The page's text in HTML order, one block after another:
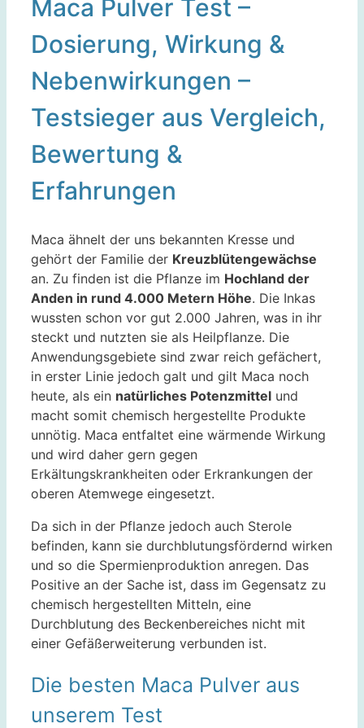
Maca Pulver Test –
Dosierung, Wirkung &
Nebenwirkungen –
Testsieger aus Vergleich,
Bewertung &
Erfahrungen
Maca ähnelt der uns bekannten Kresse und
gehört der Familie der Kreuzblütengewächse
an. Zu finden ist die Pflanze im Hochland der
Anden in rund 4.000 Metern Höhe. Die Inkas
wussten schon vor gut 2.000 Jahren, was in ihr
steckt und nutzten sie als Heilpflanze. Die
Anwendungsgebiete sind zwar reich gefächert,
in erster Linie jedoch galt und gilt Maca noch
heute, als ein natürliches Potenzmittel und
macht somit chemisch hergestellte Produkte
unnötig. Maca entfaltet eine wärmende Wirkung
und wird daher gern gegen
Erkältungskrankheiten oder Erkrankungen der
oberen Atemwege eingesetzt.
Da sich in der Pflanze jedoch auch Sterole
befinden, kann sie durchblutungsfördernd wirken
und so die Spermienproduktion anregen. Das
Positive an der Sache ist, dass im Gegensatz zu
chemisch hergestellten Mitteln, eine
Durchblutung des Beckenbereiches nicht mit
einer Gefäßerweiterung verbunden ist.
Die besten Maca Pulver aus
unserem Test